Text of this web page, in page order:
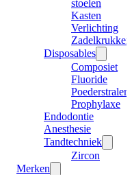
stoelen
Kasten
Verlichting
Zadelkrukken
Disposables
Composiet
Fluoride
Poederstraler
Prophylaxe
Endodontie
Anesthesie
Tandtechniek
Zircon
Merken